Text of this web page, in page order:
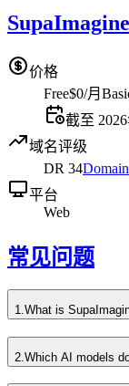
价格
Free$0/月
截至
域名评级
DR 34
平台
Web
常见问题
1 What is
2 Which AI models